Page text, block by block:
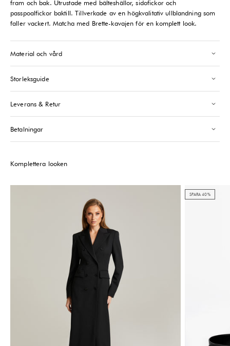
+358409051602
+33143546007
Saint-Tropez
+33610155333
fram och bak. Utrustade med bälteshällor, sidofickor och
passpoalfickor baktill. Tillverkade av en högkvalitativ ullblandning som
faller vackert. Matcha med Brette-kavajen för en komplett look.
Material och vård
Storleksguide
Leverans & Retur
Betalningar
Komplettera looken
SPARA 40%